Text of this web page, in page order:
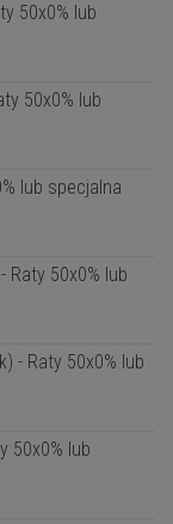
50x0% lub
50x0% lub
lub specjalna
Raty 50x0% lub
- Raty 50x0% lub
50x0% lub